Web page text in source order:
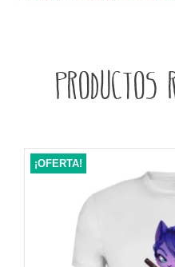
Productos
¡OFERTA!